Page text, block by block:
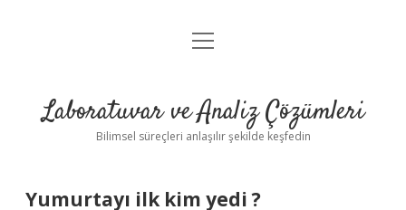
Anasayfa
Yasal Uyarı
menüyü
Laboratuvar ve Analiz Çözümleri
Bilimsel süreçleri anlaşılır şekilde keşfedin
Yumurtayı ilk kim yedi ?